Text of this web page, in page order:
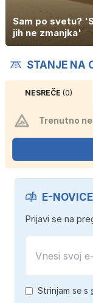
Sam po svetu?
jih ne zmanjka'
STANJE NA
NESREČE (0)
Trenutno
E-NOVICE
Prijavi se na
Strinjam se s